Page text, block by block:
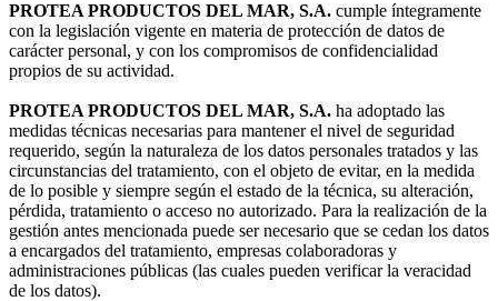
PROTEA PRODUCTOS DEL MAR, S.A. cumple íntegramente
con la legislación vigente en materia de protección de datos de
carácter personal, y con los compromisos de confidencialidad
propios de su actividad.
PROTEA PRODUCTOS DEL MAR, S.A. ha adoptado las
medidas técnicas necesarias para mantener el nivel de seguridad
requerido, según la naturaleza de los datos personales tratados y las
circunstancias del tratamiento, con el objeto de evitar, en la medida
de lo posible y siempre según el estado de la técnica, su alteración,
pérdida, tratamiento o acceso no autorizado. Para la realización de la
gestión antes mencionada puede ser necesario que se cedan los datos
a encargados del tratamiento, empresas colaboradoras y
administraciones públicas (las cuales pueden verificar la veracidad
de los datos).